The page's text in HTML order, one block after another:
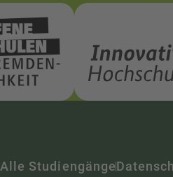
Alle Studiengänge